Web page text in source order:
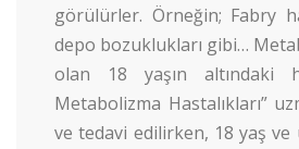
görülürler. Örneğin; Fabry
depo bozuklukları gibi…
olan 18 yaşın altındaki
Metabolizma Hastalıkları”
ve tedavi edilirken, 18 yaş